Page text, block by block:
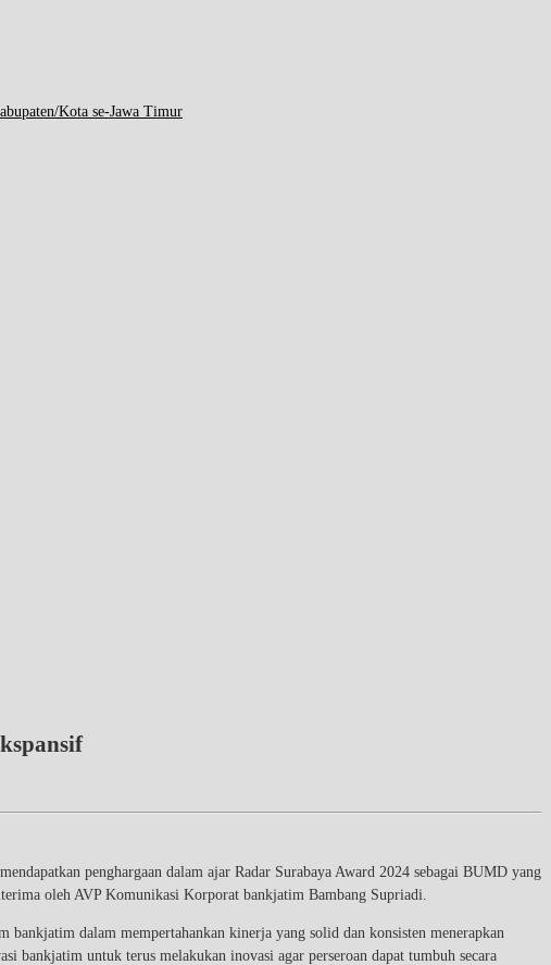
Kota se-Jawa Timur
penghargaan dalam ajar Radar Surabaya Award 2024 sebagai BUMD yang
oleh AVP Komunikasi Korporat bankjatim Bambang Supriadi.
dalam mempertahankan kinerja yang solid dan konsisten menerapkan
bankjatim untuk terus melakukan inovasi agar perseroan dapat tumbuh secara